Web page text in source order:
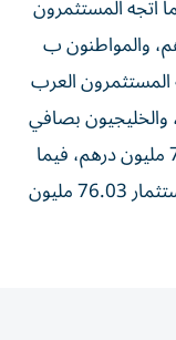
درهم، فيما اتجه المستثمرون
21.11 مليون درهم، والمواطنون ب
المستثمرون العرب
مليون درهم، والخليجيون بصافي
553.94 ألف درهم، والمواطنون ب70.80 مليون درهم، فيما
اتجه المستثمرون الأجانب للبيع بصافي استثمار 76.03 مليون